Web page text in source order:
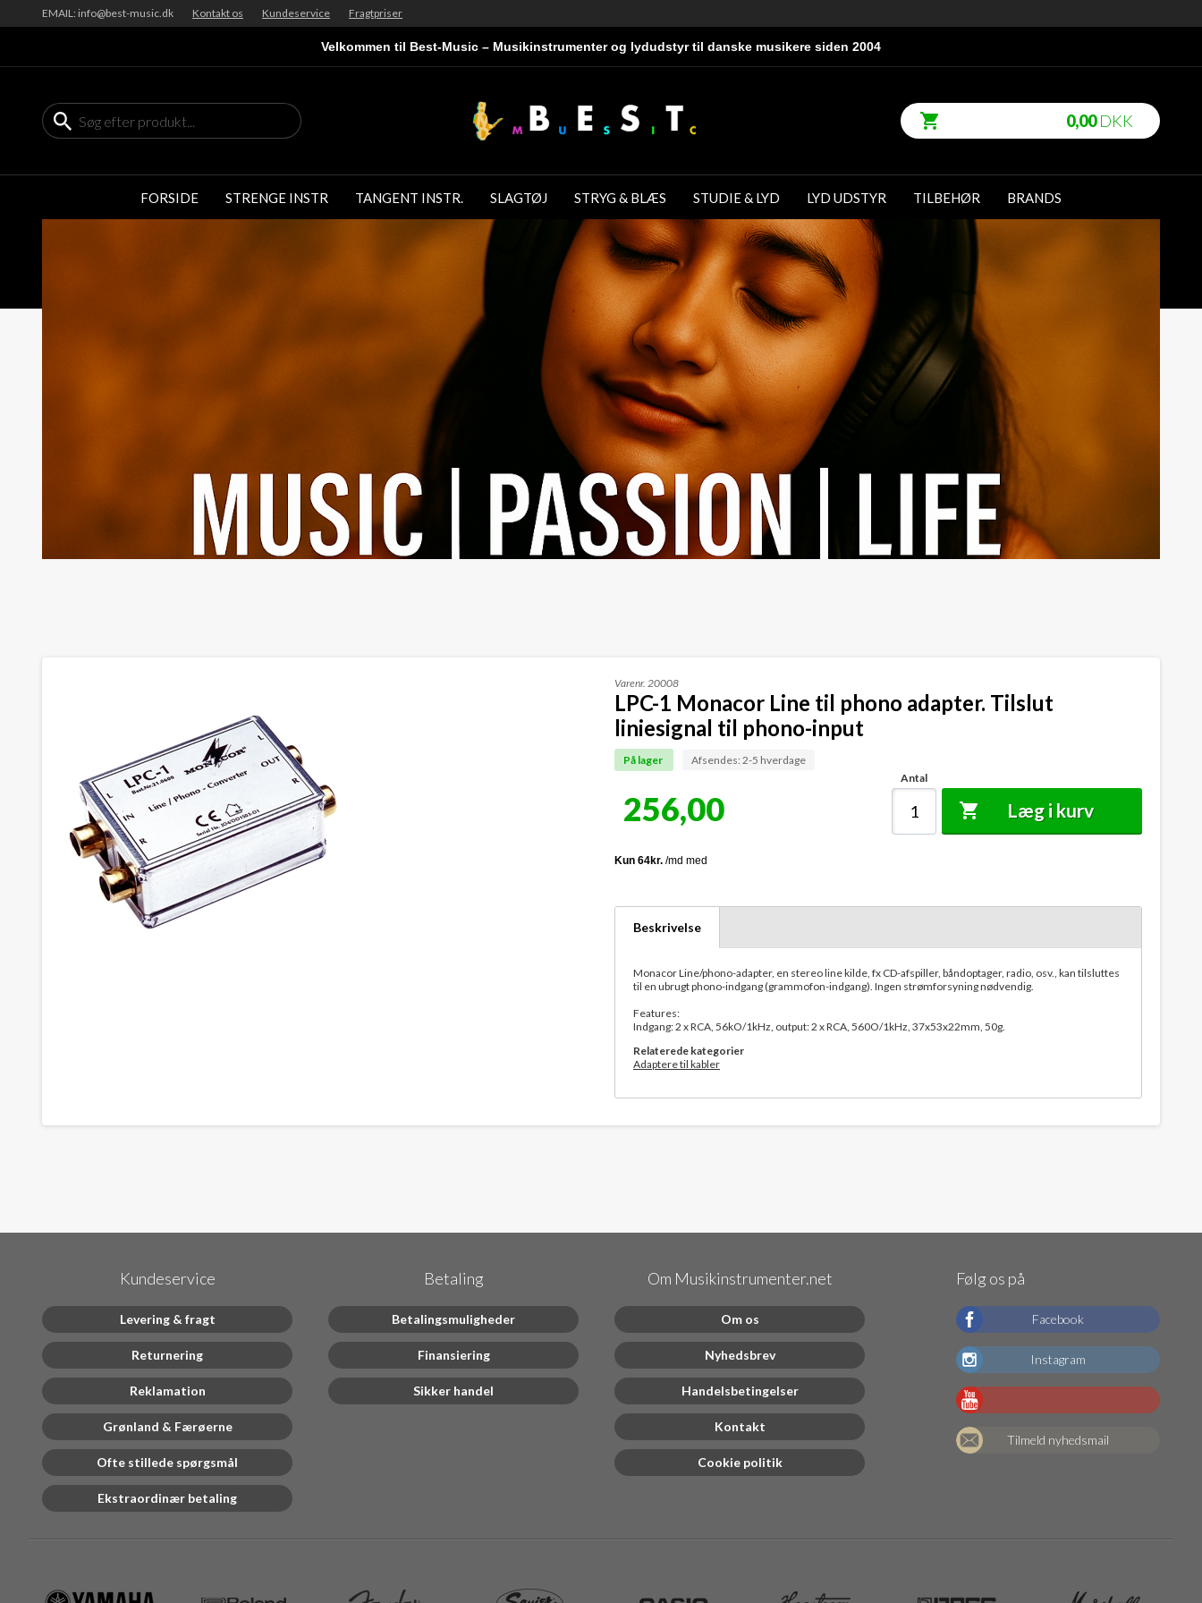
EMAIL: info@best-music.dk Kontakt os Kundeservice Fragtpriser
Velkommen til Best-Music – Musikinstrumenter og lydudstyr til danske musikere siden 2004
0,00DKK
FORSIDE STRENGE INSTR TANGENT INSTR. SLAGTØJ STRYG & BLÆS STUDIE & LYD LYD UDSTYR TILBEHØR BRANDS
Varenr. 20008
LPC-1 Monacor Line til phono adapter. Tilslut
liniesignal til phono-input
På lager Afsendes: 2-5 hverdage
256,00
Antal
Læg i kurv
Beskrivelse
Monacor Line/phono-adapter, en stereo line kilde, fx CD-afspiller, båndoptager, radio, osv., kan tilsluttes
til en ubrugt phono-indgang (grammofon-indgang). Ingen strømforsyning nødvendig.
Features:
Indgang: 2 x RCA, 56kO/1kHz, output: 2 x RCA, 560O/1kHz, 37x53x22mm, 50g.
Relaterede kategorier
Adaptere til kabler
Kundeservice
Levering & fragt
Returnering
Reklamation
Grønland & Færøerne
Ofte stillede spørgsmål
Ekstraordinær betaling
Betaling
Betalingsmuligheder
Finansiering
Sikker handel
Om Musikinstrumenter.net
Om os
Nyhedsbrev
Handelsbetingelser
Kontakt
Cookie politik
Følg os på
Facebook
Instagram
Tilmeld nyhedsmail